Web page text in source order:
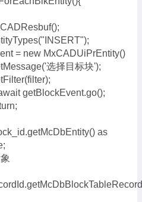
= new MxCADUiPrEntity()
选择目标块');
getBlockEvent.go();
as